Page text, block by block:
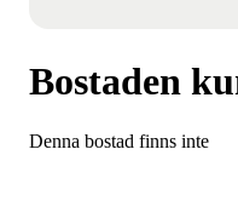
Bostaden
Denna bostad finns inte